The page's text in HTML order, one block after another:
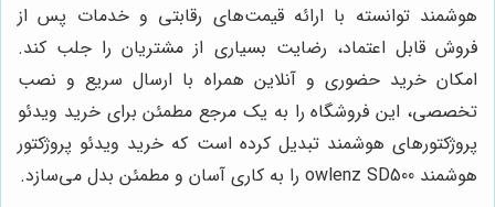
هوشمند توانسته با ارائه قیمت‌های رقابتی و خدمات پس از
فروش قابل اعتماد، رضایت بسیاری از مشتریان را جلب کند.
امکان خرید حضوری و آنلاین همراه با ارسال سریع و نصب
تخصصی، این فروشگاه را به یک مرجع مطمئن برای خرید ویدئو
پروژکتورهای هوشمند تبدیل کرده است که خرید ویدئو پروژکتور
هوشمند owlenz SD500 را به کاری آسان و مطمئن بدل می‌سازد.